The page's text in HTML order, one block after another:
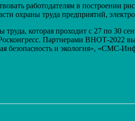
работодателям в построении
охраны труда предприятий,
которая проходит с 27 по 30
Партнерами ВНОТ-
безопасность и экология», «СМС-